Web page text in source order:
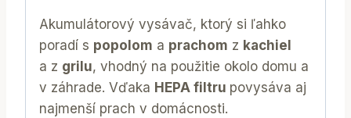
Akumulátorový vysávač, ktorý si ľahko
poradí s popolom a prachom z kachiel
a z grilu, vhodný na použitie okolo domu a
v záhrade. Vďaka HEPA filtru povysáva aj
najmenší prach v domácnosti.